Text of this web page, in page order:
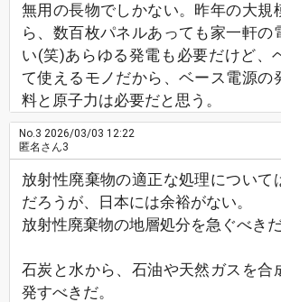
無用の長物でしかない。昨年の大規
ら、数百枚パネルあっても家一軒の
い(笑)あらゆる発電も必要だけど、
て使えるモノだから、ベース電源の
料と原子力は必要だと思う。
No.3 2026/03/03 12:22
匿名さん3
放射性廃棄物の適正な処理について
だろうが、日本には余裕がない。
放射性廃棄物の地層処分を急ぐべきだ
石炭と水から、石油や天然ガスを合
発すべきだ。